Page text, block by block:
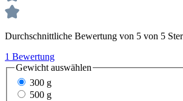
Durchschnittliche Bewertung von 5 von 5
1 Bewertung
Gewicht auswählen
300 g
500 g